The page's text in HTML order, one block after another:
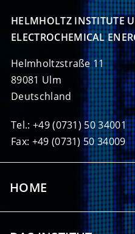
HELMHOLTZ INSTITUTE
ELECTROCHEMICAL
Helmholtzstraße 11
89081 Ulm
Deutschland
Tel.: +49 (0731) 50 34001
Fax: +49 (0731) 50 34009
HOME